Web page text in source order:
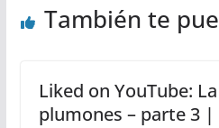
También te
Liked on YouTube:
plumones – parte 3 |